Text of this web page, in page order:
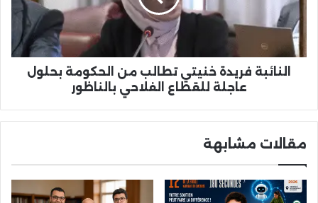
الحكومة
بحلول
عاجلة
للقطاع
الفلاحيالنائبة فريدة خنيتي تطالب من الحكومة بحلول
عاجلة للقطاع الفلاحي بالناظور
مقالات مشابهة